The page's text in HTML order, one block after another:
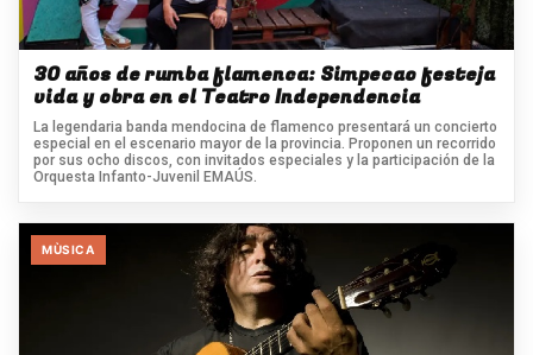
30 años de rumba flamenca: Simpecao festeja
vida y obra en el Teatro Independencia
La legendaria banda mendocina de flamenco presentará un concierto
especial en el escenario mayor de la provincia. Proponen un recorrido
por sus ocho discos, con invitados especiales y la participación de la
Orquesta Infanto-Juvenil EMAÚS.
MÙSICA